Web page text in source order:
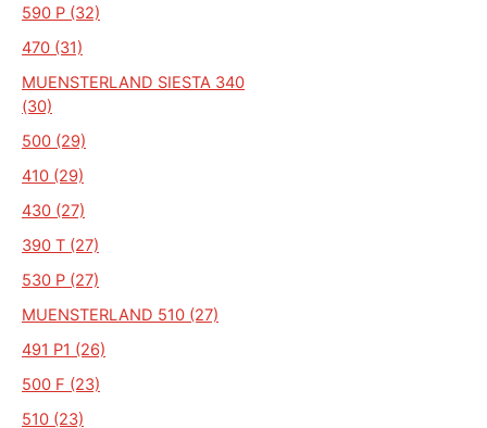
590 P (32)
470 (31)
MUENSTERLAND SIESTA 340
(30)
500 (29)
410 (29)
430 (27)
390 T (27)
530 P (27)
MUENSTERLAND 510 (27)
491 P1 (26)
500 F (23)
510 (23)